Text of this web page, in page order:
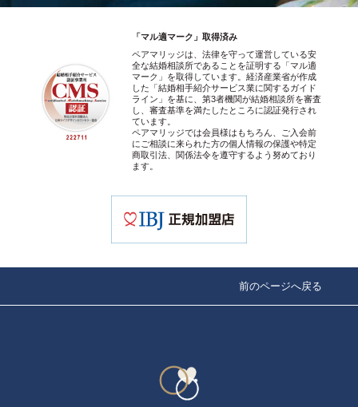
「マル適マーク」取得済み
ペアマリッジは、法律を守って運営している安
全な結婚相談所であることを証明する「マル適
マーク」を取得しています。経済産業省が作成
した「結婚相手紹介サービス業に関するガイド
ライン」を基に、第3者機関が結婚相談所を審査
し、審査基準を満たしたところに認証発行され
ています。
ペアマリッジでは会員様はもちろん、ご入会前
にご相談に来られた方の個人情報の保護や特定
商取引法、関係法令を遵守するよう努めており
ます。
前のページへ戻る